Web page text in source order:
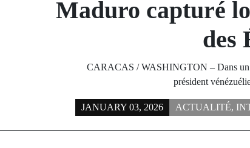
Maduro capturé
des
CARACAS / WASHINGTON – Dans un
président
JANUARY 03, 2026 ACTUALITÉ,